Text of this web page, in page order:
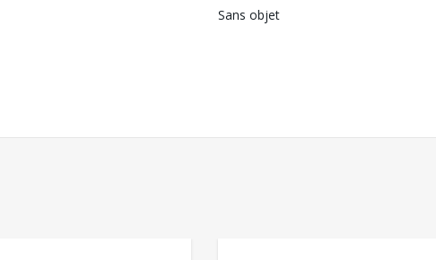
Sans objet